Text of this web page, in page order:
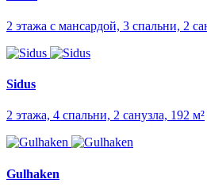
2 этажа с мансардой, 3 спальни, 2
Sidus
2 этажа, 4 спальни, 2 санузла, 192 м²
Gulhaken